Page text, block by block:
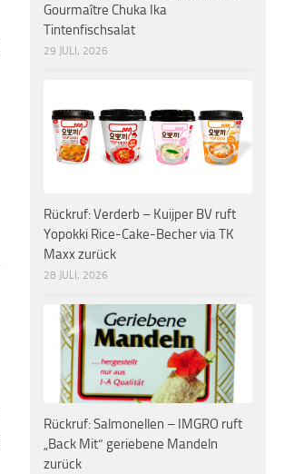
Gourmaître Chuka Ika
Tintenfischsalat
29 JULI, 2026
Rückruf: Verderb – Kuijper BV ruft
Yopokki Rice-Cake-Becher via TK
Maxx zurück
28 JULI, 2026
Rückruf: Salmonellen – IMGRO ruft
„Back Mit“ geriebene Mandeln
zurück